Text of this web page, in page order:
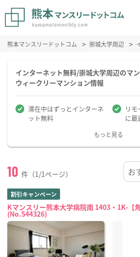
熊本マンスリードットコム 崇城大学周辺
インターネット無料/崇城大学周辺のマ
ウィークリーマンション情報
滞在中はずっとインターネ
ット無料
リ
に最
もっと見る
10 件（1/1ページ）
割引キャンペーン
Kマンスリー熊本大学病院南 1403・1K-【角
(No.544326)